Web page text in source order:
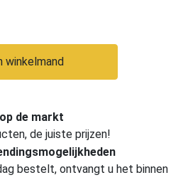
winkelmand
de markt
de juiste prijzen!
bestelt, ontvangt u het binnen